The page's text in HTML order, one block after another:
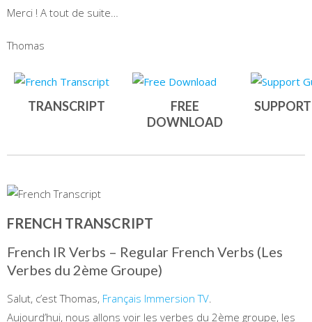
Merci ! A tout de suite…
Thomas
TRANSCRIPT
FREE
DOWNLOAD
FRENCH TRANSCRIPT
French IR Verbs – Regular French Verbs (Les
Verbes du 2ème Groupe)
Salut, c’est Thomas, Français Immersion TV.
Aujourd’hui, nous allons voir les verbes du 2ème groupe, les